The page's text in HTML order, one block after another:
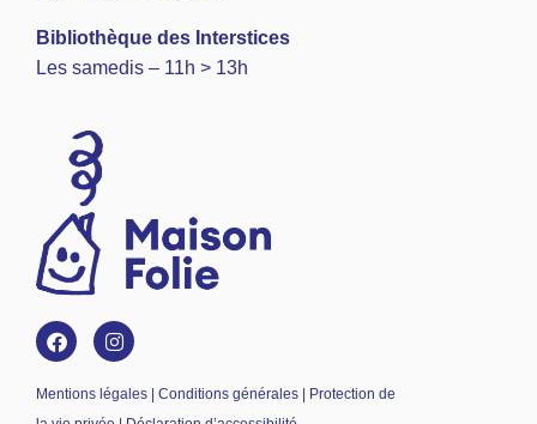
Bibliothèque des Interstices
Les samedis – 11h > 13h
Mentions légales | Conditions générales | Protection de